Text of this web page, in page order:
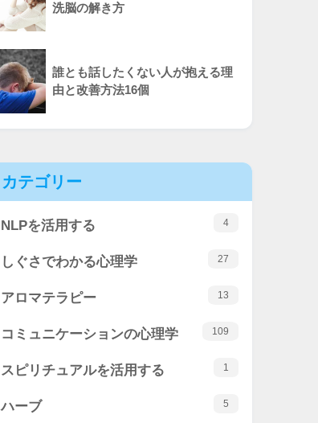
洗脳の解き方
誰とも話したくない人が抱える理
由と改善方法16個
カテゴリー
NLPを活用する 4
しぐさでわかる心理学 27
アロマテラピー 13
コミュニケーションの心理学 109
スピリチュアルを活用する 1
ハーブ 5